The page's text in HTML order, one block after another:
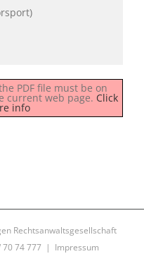
PDF file must be on
current web page. Click
info
Rechtsanwaltsgesellschaft
74 777 | Impressum